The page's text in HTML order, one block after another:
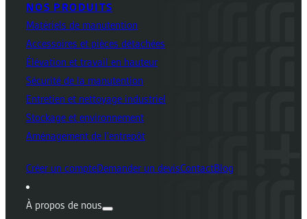
NOS PRODUITS
Matériels de manutention
Accessoires et pièces détachées
Élévation et travail en hauteur
Sécurité de la manutention
Entretien et nettoyage industriel
Stockage et environnement
Aménagement de l'entrepôt
Créer un compteDemander un devisContactBlog
À propos de nous